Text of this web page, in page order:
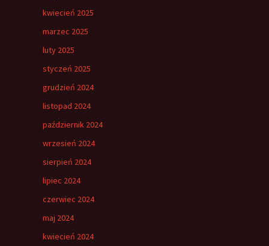
kwiecień 2025
marzec 2025
luty 2025
styczeń 2025
grudzień 2024
listopad 2024
październik 2024
wrzesień 2024
sierpień 2024
lipiec 2024
czerwiec 2024
maj 2024
kwiecień 2024